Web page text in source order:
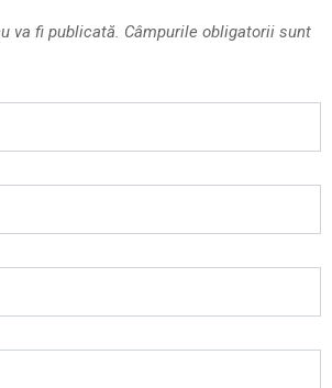
va fi publicată. Câmpurile obligatorii sunt